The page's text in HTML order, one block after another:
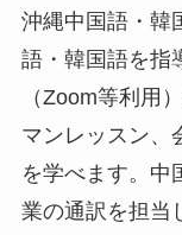
沖縄中国語・韓
語・韓国語を指
（Zoom等利用
マンレッスン、
を学べます。中
業の通訳を担当